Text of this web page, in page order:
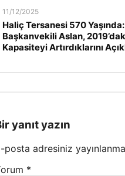
11/12/2025
Haliç Tersanesi 570
Başkanvekili Aslan,
Kapasiteyi Artırdıklarını
yanıt yazın
posta adresiniz
*